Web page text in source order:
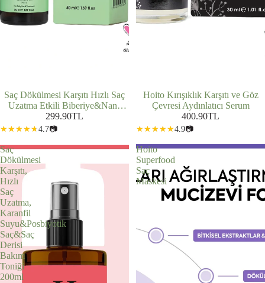
Saç Dökülmesi Karşıtı Hızlı Saç
Uzatma Etkili Biberiye&Nane
İçeren Saç ve Saç Derisi Bakım
Yağı 50ml
299.90TL
4.7📷
Hoito Kırışıklık Karşıtı ve Göz
Çevresi Aydınlatıcı Serum
400.90TL
4.9📷
Saç
Dökülmesi
Karşıtı,
Hızlı
Saç
Uzatma,
Karanfil
Suyu&Posbiyotik
Saç&Saç
Derisi
Bakım
Toniği
200ml
Hoito
Superfood
Saç
Maskesi